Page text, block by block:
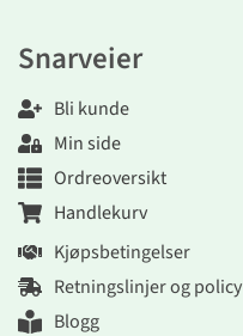
Snarveier
Bli kunde
Min side
Ordreoversikt
Handlekurv
Kjøpsbetingelser
Retningslinjer og policy
Blogg